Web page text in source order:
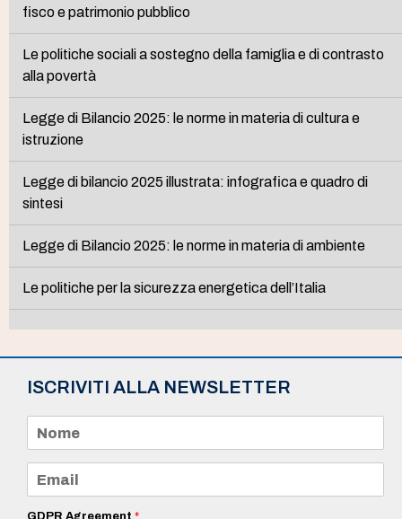
fisco e patrimonio pubblico
Le politiche sociali a sostegno della famiglia e di contrasto
alla povertà
Legge di Bilancio 2025: le norme in materia di cultura e
istruzione
Legge di bilancio 2025 illustrata: infografica e quadro di
sintesi
Legge di Bilancio 2025: le norme in materia di ambiente
Le politiche per la sicurezza energetica dell’Italia
ISCRIVITI ALLA NEWSLETTER
m
e
a
i